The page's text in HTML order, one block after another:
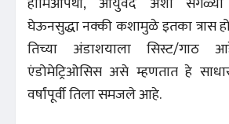
घेऊनसुद्धा नक्की कशामुळे इतका त्रास
तिच्या अंडाशयाला सिस्ट/गाठ
एंडोमेट्रिओसिस असे म्हणतात हे
वर्षांपूर्वी तिला समजले आहे.